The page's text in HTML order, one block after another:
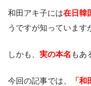
和田アキ子には在日韓
うですが知っています
しかも、 実の本名 もあ
今回の記事では、
「